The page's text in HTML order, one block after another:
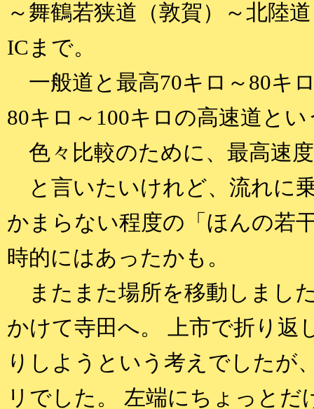
～舞鶴若狭道（敦賀）～北陸
ICまで。
一般道と最高70キロ～80キ
80キロ～100キロの高速道と
色々比較のために、最高速
と言いたいけれど、流れに
かまらない程度の「ほんの若
時的にはあったかも。
またまた場所を移動しまし
かけて寺田へ。 上市で折り返
りしようという考えでしたが
リでした。 左端にちょっとだ